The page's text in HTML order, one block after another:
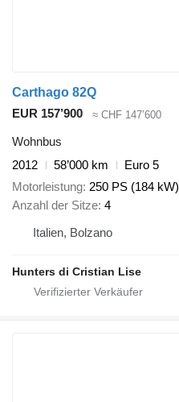
Carthago 82Q
EUR 157’900
≈ CHF 147’600
Wohnbus
2012
58’000 km
Euro 5
Motorleistung 250 PS (184 kW)
Anzahl der Sitze 4
Italien, Bolzano
Hunters di Cristian Lise